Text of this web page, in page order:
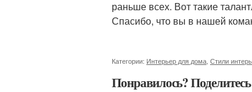
раньше всех. Вот такие
Спасибо, что вы в нашей
Категории: Интерьер для дома Стили
Понравилось?